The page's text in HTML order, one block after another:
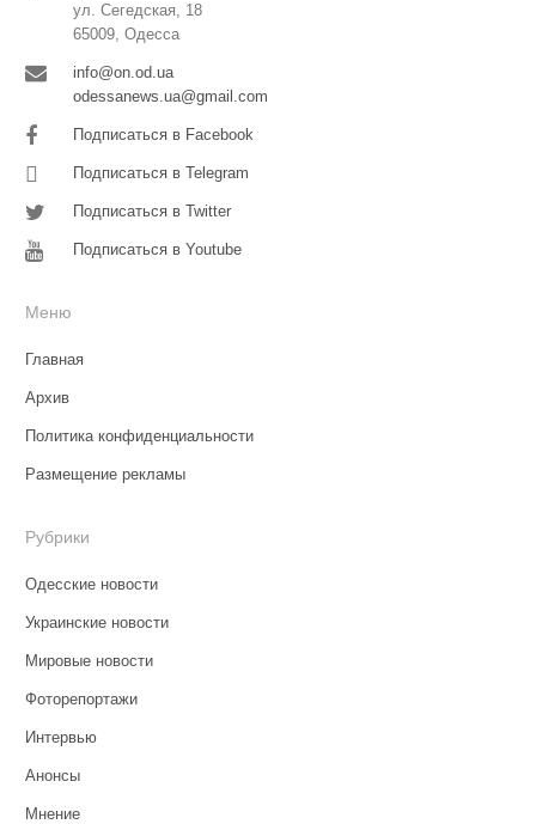
ул. Сегедская, 18
65009, Одесса
info@on.od.ua
odessanews.ua@gmail.com
Подписаться в Facebook
Подписаться в Telegram
Подписаться в Twitter
Подписаться в Youtube
Меню
Главная
Архив
Политика конфиденциальности
Размещение рекламы
Рубрики
Одесские новости
Украинские новости
Мировые новости
Фоторепортажи
Интервью
Анонсы
Мнение